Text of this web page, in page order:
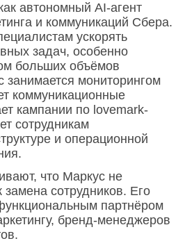
автономный AI-агент
и коммуникаций Сбера.
ускорять
задач, особенно
больших объёмов
мониторингом
коммуникационные
кампании по lovemark-
сотрудникам
и операционной
что Маркус не
замена сотрудников. Его
партнёром
бренд-менеджеров